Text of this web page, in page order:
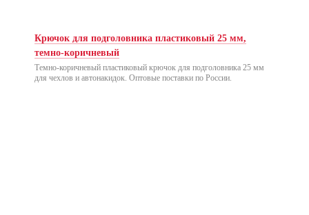
Крючок для подголовника пластиковый 25 мм,
темно-коричневый
Темно-коричневый пластиковый крючок для подголовника 25 мм
для чехлов и автонакидок. Оптовые поставки по России.